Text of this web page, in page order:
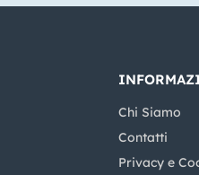
Chi Siamo
Contatti
Privacy e